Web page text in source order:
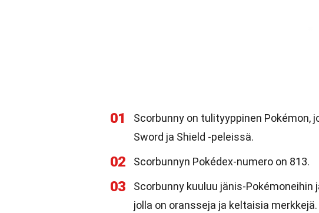
01
Scorbunny on tulityyppinen Pokémon,
Sword ja Shield -peleissä.
02 Scorbunnyn Pokédex-numero on 813.
03
Scorbunny kuuluu jänis-
jolla on oransseja ja keltaisia merkkejä.